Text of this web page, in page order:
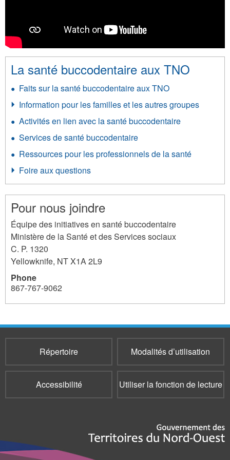
La santé buccodentaire aux TNO
Faits sur la santé buccodentaire aux TNO
Information pour les familles et les autres groupes
Activités en lien avec la santé buccodentaire
Services de santé buccodentaire
Ressources pour les professionnels de la santé
Foire aux questions
Pour nous joindre
Équipe des initiatives en santé buccodentaire
Ministère de la Santé et des Services sociaux
C. P. 1320
Yellowknife, NTX1A 2L9
Phone
867-767-9062
Répertoire Modalités d’utilisation
Accessibilité Utiliser la fonction de lecture